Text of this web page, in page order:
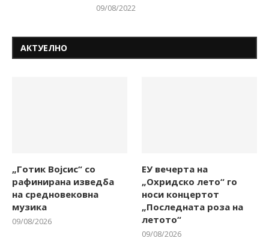
09/08/2022
АКТУЕЛНО
„Готик Војсис“ со
рафинирана изведба
на средновековна
музика
09/08/2026
ЕУ вечерта на
„Охридско лето“ го
носи концертот
„Последната роза на
летото“
09/08/2026